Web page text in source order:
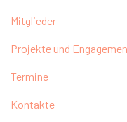
Mitglieder
Projekte und
Termine
Kontakte